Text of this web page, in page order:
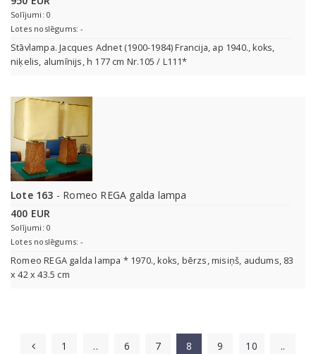
Solījumi: 0
Lotes noslēgums: -
Stāvlampa. Jacques Adnet (1900-1984) Francija, ap 1940., koks,
niķelis, alumīnijs, h 177 cm Nr.105 / L111*
Lote 163 - Romeo REGA galda lampa
400 EUR
Solījumi: 0
Lotes noslēgums: -
Romeo REGA galda lampa * 1970., koks, bērzs, misiņš, audums, 83
x 42 x 43.5 cm
1 .. 6 7 8 9 10 ..